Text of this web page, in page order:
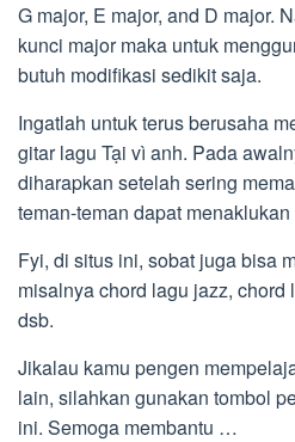
G major, E major, and D major.
kunci major maka untuk
butuh modifikasi sedikit saja.
Ingatlah untuk terus berusaha
gitar lagu Tại vì anh. Pada
diharapkan setelah sering
teman-teman dapat
Fyi, di situs ini, sobat juga bisa
misalnya chord lagu jazz, chord
dsb.
Jikalau kamu pengen
lain, silahkan gunakan tombol
ini. Semoga membantu …